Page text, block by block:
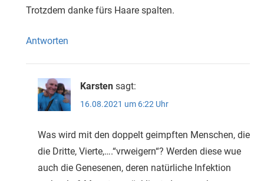
Trotzdem danke fürs Haare spalten.
Antworten
Karsten sagt:
16.08.2021 um 6:22 Uhr
Was wird mit den doppelt geimpften Menschen, die
die Dritte, Vierte,….“vrweigern“? Werden diese wue
auch die Genesenen, deren natürliche Infektion